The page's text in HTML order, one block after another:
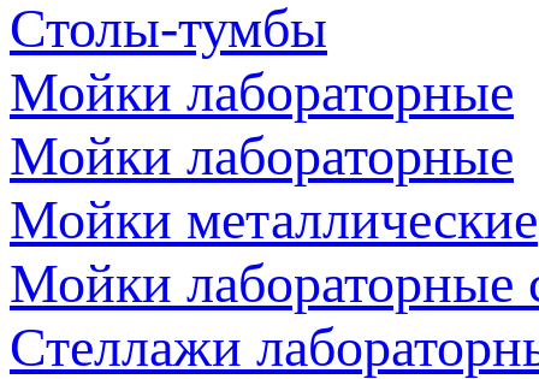
Столы-тумбы
Мойки лабораторные
Мойки лабораторные
Мойки металлические
Мойки лабораторные
Стеллажи